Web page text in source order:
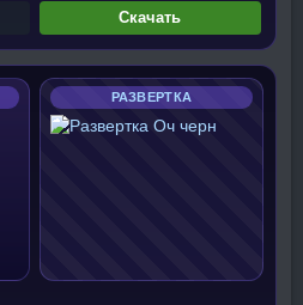
Скачать
РАЗВЕРТКА